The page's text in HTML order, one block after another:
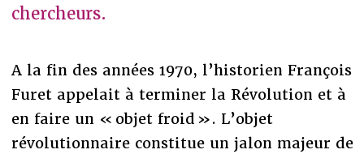
chercheurs.
A la fin des années 1970, l’historien François
Furet appelait à terminer la Révolution et à
en faire un « objet froid ». L’objet
révolutionnaire constitue un jalon majeur de